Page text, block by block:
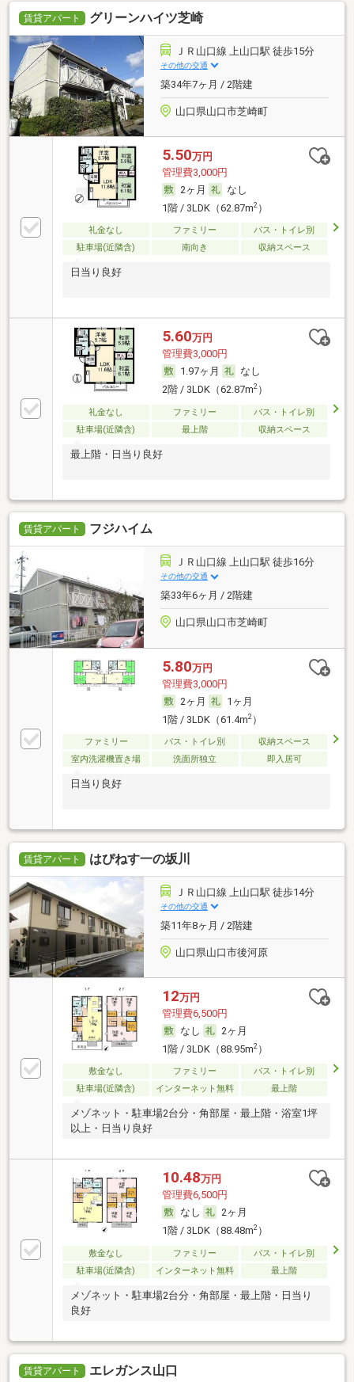
賃貸アパート グリーンハイツ芝崎
ＪＲ山口線 上山口駅 徒歩15分
その他の交通
築34年7ヶ月 / 2階建
山口県山口市芝崎町
5.50万円
管理費3,000円
2ヶ月
なし
1階 / 3LDK（62.87m2）
礼金なし ファミリー
バス・トイレ別
駐車場(近隣含)
南向き 収納スペース
日当り良好
5.60万円
管理費3,000円
1.97ヶ月
なし
2階 / 3LDK（62.87m2）
礼金なし ファミリー
バス・トイレ別
駐車場(近隣含)
最上階 収納スペース
最上階・日当り良好
賃貸アパート フジハイム
ＪＲ山口線 上山口駅 徒歩16分
その他の交通
築33年6ヶ月 / 2階建
山口県山口市芝崎町
5.80万円
管理費3,000円
2ヶ月
1ヶ月
1階 / 3LDK（61.4m2）
ファミリー バス・トイレ別
収納スペース
室内洗濯機置き場
洗面所独立 即入居可
日当り良好
賃貸アパート はぴねす一の坂川
ＪＲ山口線 上山口駅 徒歩14分
その他の交通
築11年8ヶ月 / 2階建
山口県山口市後河原
12万円
管理費6,500円
なし
2ヶ月
1階 / 3LDK（88.95m2）
敷金なし ファミリー
バス・トイレ別
駐車場(近隣含)
インターネット無料 最上階
メゾネット・駐車場2台分・角部屋・最上階・浴室1坪
以上・日当り良好
10.48万円
管理費6,500円
なし
2ヶ月
1階 / 3LDK（88.48m2）
敷金なし ファミリー
バス・トイレ別
駐車場(近隣含)
インターネット無料 最上階
メゾネット・駐車場2台分・角部屋・最上階・日当り
良好
賃貸アパート エレガンス山口